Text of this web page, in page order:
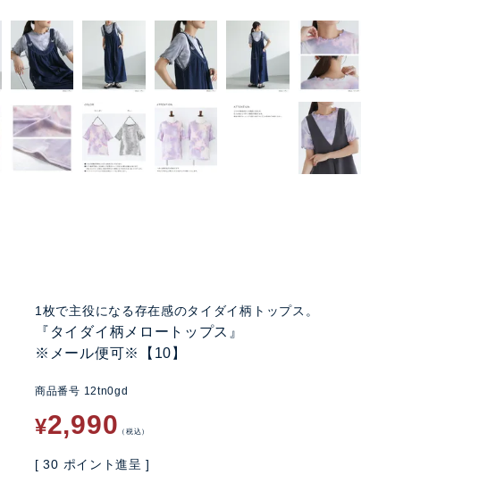
1枚で主役になる存在感のタイダイ柄トップス。
『タイダイ柄メロートップス』
※メール便可※【10】
商品番号 12tn0gd
¥2,990 税込
[ 30 ポイント進呈 ]